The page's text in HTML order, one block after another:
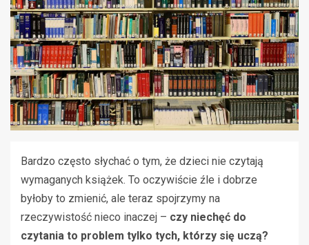
Bardzo często słychać o tym, że dzieci nie czytają
wymaganych książek. To oczywiście źle i dobrze
byłoby to zmienić, ale teraz spojrzymy na
rzeczywistość nieco inaczej – czy niechęć do
czytania to problem tylko tych, którzy się uczą?